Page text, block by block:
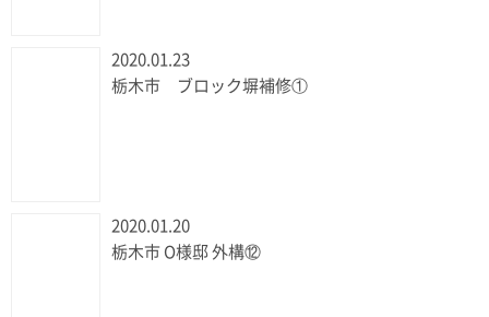
2020.01.23
栃木市 ブロック塀補修①
2020.01.20
栃木市 O様邸 外構⑫